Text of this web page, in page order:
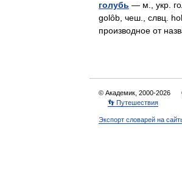
голубь — м., укр.
golȏb, чеш., слвц.
производное от
© Академик, 2000-2026
👣 Путешествия
Экспорт словарей на